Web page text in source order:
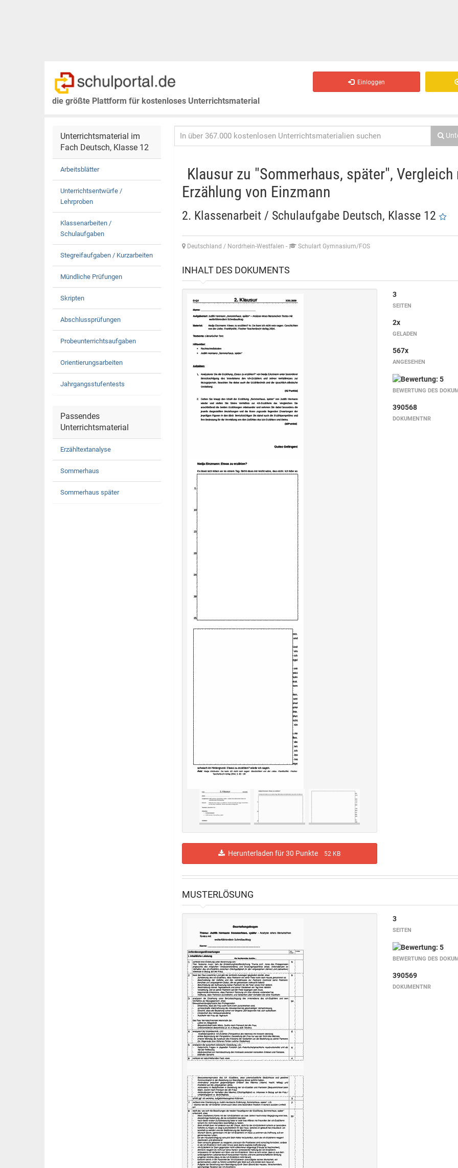
die größte Plattform für kostenloses Unterrichtsmaterial
Einloggen
Unterrichtsmaterial im
Fach Deutsch, Klasse 12
Arbeitsblätter
Unterrichtsentwürfe /
Lehrproben
Klassenarbeiten /
Schulaufgaben
Stegreifaufgaben / Kurzarbeiten
Mündliche Prüfungen
Skripten
Abschlussprüfungen
Probeunterrichtsaufgaben
Orientierungsarbeiten
Jahrgangsstufentests
Passendes
Unterrichtsmaterial
Erzähltextanalyse
Sommerhaus
Sommerhaus später
Klausur zu "Sommerhaus, später", Vergleich
Erzählung von Einzmann
2. Klassenarbeit / Schulaufgabe Deutsch, Klasse 12
Deutschland / Nordrhein-Westfalen - Schulart Gymnasium/FOS
INHALT DES DOKUMENTS
Herunterladen für 30 Punkte 52 KB
3
SEITEN
2x
GELADEN
567x
ANGESEHEN
BEWERTUNG DES
390568
DOKUMENTNR
MUSTERLÖSUNG
3
SEITEN
BEWERTUNG DES
390569
DOKUMENTNR